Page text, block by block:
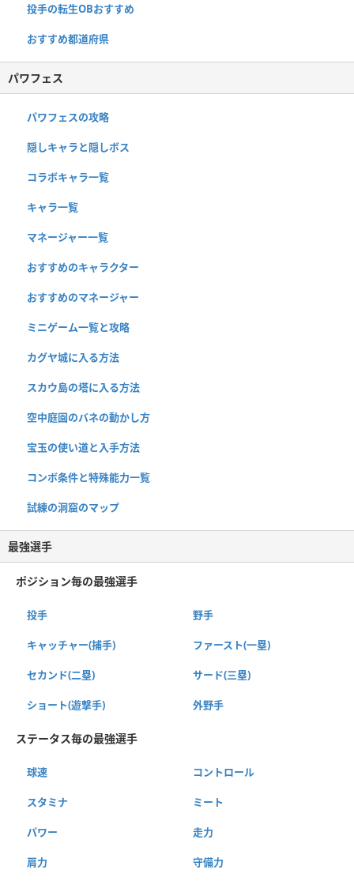
投手の転生OBおすすめ
おすすめ都道府県
パワフェス
パワフェスの攻略
隠しキャラと隠しボス
コラボキャラ一覧
キャラ一覧
マネージャー一覧
おすすめのキャラクター
おすすめのマネージャー
ミニゲーム一覧と攻略
カグヤ城に入る方法
スカウ島の塔に入る方法
空中庭園のバネの動かし方
宝玉の使い道と入手方法
コンボ条件と特殊能力一覧
試練の洞窟のマップ
最強選手
ポジション毎の最強選手
投手 野手
キャッチャー(捕手) ファースト(一塁)
セカンド(二塁) サード(三塁)
ショート(遊撃手) 外野手
ステータス毎の最強選手
球速 コントロール
スタミナ ミート
パワー 走力
肩力 守備力